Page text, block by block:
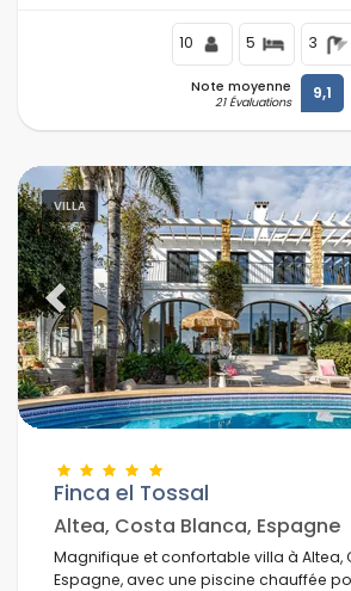
10 5 3
Note moyenne
21 Évaluations 9,1
VILLA
Previous
Finca el Tossal
Altea, Costa Blanca, Espagne
Magnifique et confortable villa à Altea,
Espagne, avec une piscine chauffée